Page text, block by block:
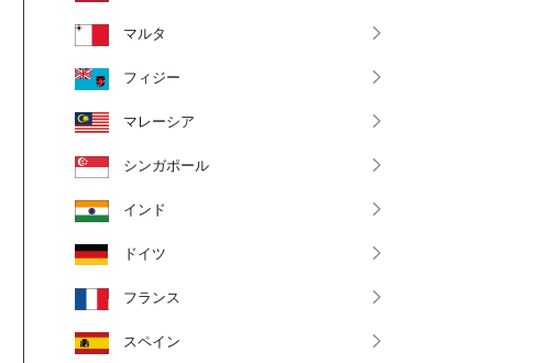
マルタ
フィジー
マレーシア
シンガポール
インド
ドイツ
フランス
スペイン